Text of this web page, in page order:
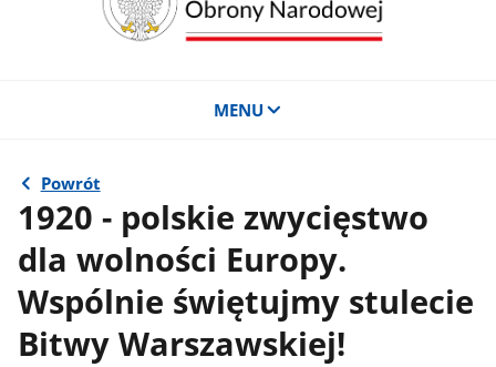
MENU
Powrót
1920 - polskie zwycięstwo
dla wolności Europy.
Wspólnie świętujmy stulecie
Bitwy Warszawskiej!